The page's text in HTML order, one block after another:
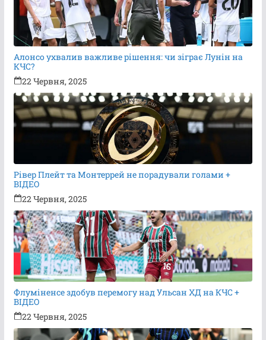
Алонсо ухвалив важливе рішення: чи зіграє Лунін на
КЧС?
22 Червня, 2025
Рівер Плейт та Монтеррей не порадували голами +
ВІДЕО
22 Червня, 2025
Флуміненсе здобув перемогу над Ульсан ХД на КЧС +
ВІДЕО
22 Червня, 2025